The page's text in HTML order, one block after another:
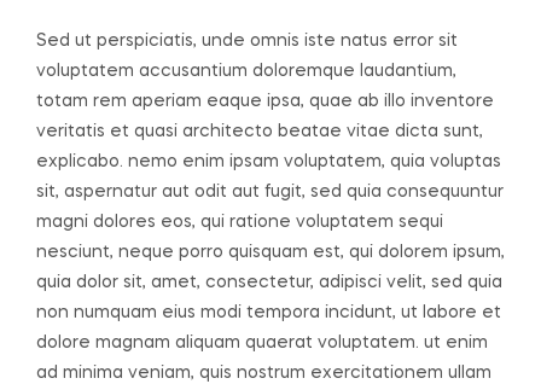
Sed ut perspiciatis, unde omnis iste natus error sit
voluptatem accusantium doloremque laudantium,
totam rem aperiam eaque ipsa, quae ab illo inventore
veritatis et quasi architecto beatae vitae dicta sunt,
explicabo. nemo enim ipsam voluptatem, quia voluptas
sit, aspernatur aut odit aut fugit, sed quia consequuntur
magni dolores eos, qui ratione voluptatem sequi
nesciunt, neque porro quisquam est, qui dolorem ipsum,
quia dolor sit, amet, consectetur, adipisci velit, sed quia
non numquam eius modi tempora incidunt, ut labore et
dolore magnam aliquam quaerat voluptatem. ut enim
ad minima veniam, quis nostrum exercitationem ullam